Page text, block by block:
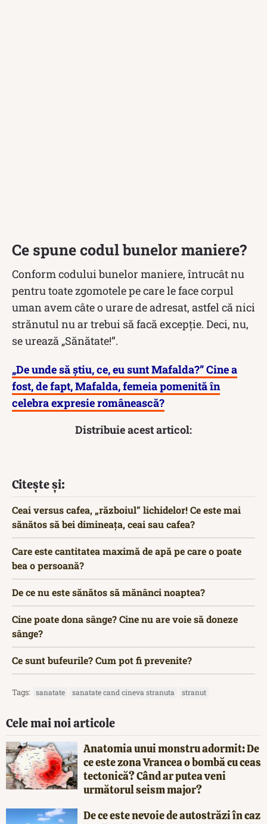
Ce spune codul bunelor maniere?
Conform codului bunelor maniere, întrucât nu
pentru toate zgomotele pe care le face corpul
uman avem câte o urare de adresat, astfel că nici
strănutul nu ar trebui să facă excepție. Deci, nu,
se urează „Sănătate!”.
„De unde să știu, ce, eu sunt Mafalda?” Cine a
fost, de fapt, Mafalda, femeia pomenită în
celebra expresie românească?
Distribuie acest articol:
Citește și:
Ceai versus cafea, „războiul” lichidelor! Ce este mai
sănătos să bei dimineața, ceai sau cafea?
Care este cantitatea maximă de apă pe care o poate
bea o persoană?
De ce nu este sănătos să mănânci noaptea?
Cine poate dona sânge? Cine nu are voie să doneze
sânge?
Ce sunt bufeurile? Cum pot fi prevenite?
Tags: sanatate sanatate cand cineva stranuta stranut
Cele mai noi articole
Anatomia unui monstru adormit: De
ce este zona Vrancea o bombă cu ceas
tectonică? Când ar putea veni
următorul seism major?
De ce este nevoie de autostrăzi în caz